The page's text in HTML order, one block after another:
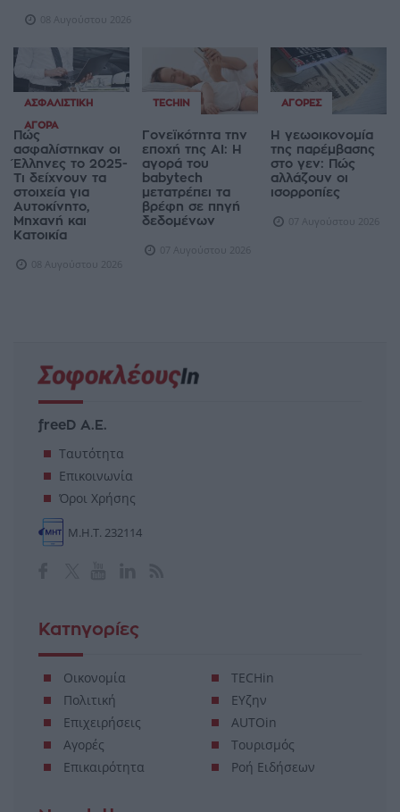
08 Αυγούστου 2026
ΑΣΦΑΛΙΣΤΙΚΉ
ΑΓΟΡΆ
Πώς
ασφαλίστηκαν οι
Έλληνες το 2025-
Τι δείχνουν τα
στοιχεία για
Αυτοκίνητο,
Μηχανή και
Κατοικία
08 Αυγούστου 2026
TECHIN
Γονεϊκότητα την
εποχή της AI: Η
αγορά του
babytech
μετατρέπει τα
βρέφη σε πηγή
δεδομένων
07 Αυγούστου 2026
ΑΓΟΡΈΣ
Η γεωοικονομία
της παρέμβασης
στο γεν: Πώς
αλλάζουν οι
ισορροπίες
07 Αυγούστου 2026
freeD Α.Ε.
Ταυτότητα
Επικοινωνία
Όροι Χρήσης
Μ.Η.Τ. 232114
Κατηγορίες
Οικονομία
Πολιτική
Επιχειρήσεις
Αγορές
Επικαιρότητα
TECHin
ΕΥζην
AUTOin
Τουρισμός
Ροή Ειδήσεων